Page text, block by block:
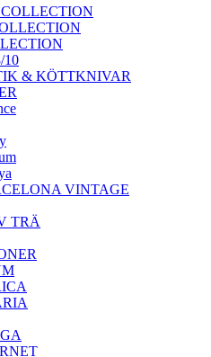
10
& KÖTTKNIVAR
VINTAGE
TRÄ